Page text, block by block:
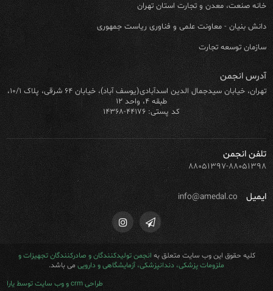
خانه صنعت، معدن و تجارت استان تهران
دانش بنیان - معاونت علمی و فناوری ریاست جمهوری
سازمان توسعه تجارت
آدرس انجمن
تهران، خیابان سیدجمال الدین اسدآبادی(یوسف آباد)، خیابان ۶۴ شرقی، پلاک ۱۰/۱،
طبقه ۴، واحد ۱۲
کد پستی: ۴۴۱۷۶-۱۴۳۶۸
تلفن انجمن
۸۸۰۵۱۳۹۷-۸۸۰۵۱۳۹۸
ایمیل info@amedal.co
کلیه حقوق این وب سایت متعلق بهانجمن تولیدکنندگان و صادرکنندگان تجهیزات و
ملزومات پزشکی، دندانپزشکی، آزمایشگاهی و دارویی می باشد.
طراحی crm و وب سایت توسط یارا